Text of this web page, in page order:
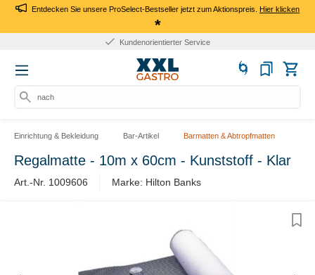
Entdecken Sie unsere ProSelect-Bestseller jetzt zum Aktionspreis.Hier klicken
*
Kundenorientierter Service
nach Pr
Einrichtung & Bekleidung Bar-Artikel Barmatten & Abtropfmatten
Regalmatte - 10m x 60cm - Kunststoff - Klar
Art.-Nr. 1009606 Marke: Hilton Banks